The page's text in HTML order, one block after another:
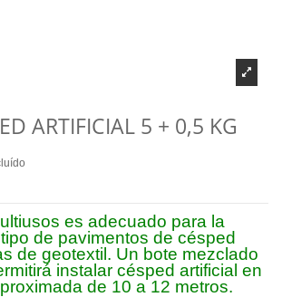
ARTIFICIAL 5 + 0,5 KG
es adecuado para la
de pavimentos de césped
de geotextil. Un bote mezclado
instalar césped artificial en
de 10 a 12 metros.